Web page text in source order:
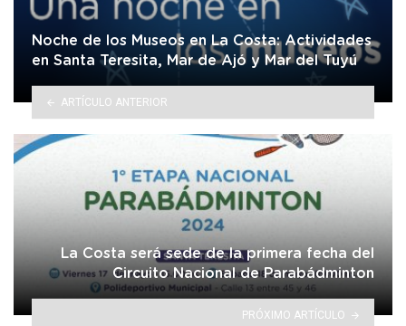
Noche de los Museos en La Costa: Actividades
en Santa Teresita, Mar de Ajó y Mar del Tuyú
ARTÍCULO ANTERIOR
La Costa será sede de la primera fecha del
Circuito Nacional de Parabádminton
PRÓXIMO ARTÍCULO